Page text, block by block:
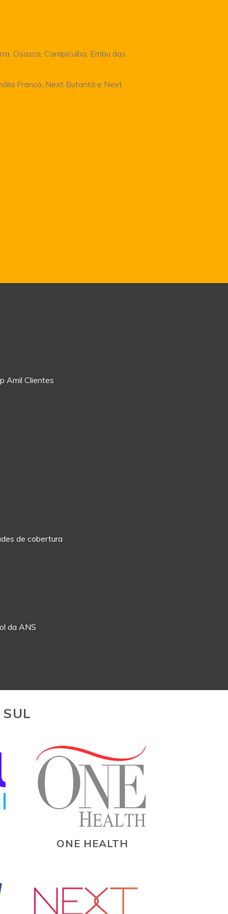
Osasco, Carapicuíba, Embu das
Franco, Next Butantã e Next
Amil Clientes
de cobertura
da ANS
ONE HEALTH